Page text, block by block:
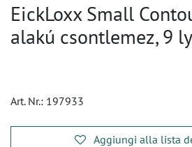
EickLoxx Small
alakú csontlemez, 9
Art. Nr.: 197933
Aggiungi alla lista